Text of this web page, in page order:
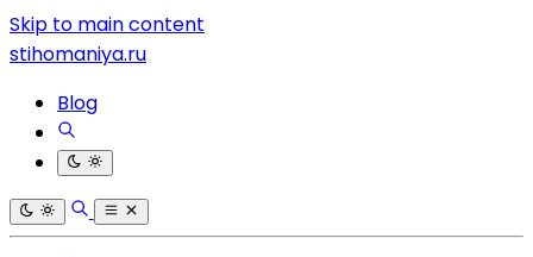
Skip to main content
stihomaniya.ru
Blog